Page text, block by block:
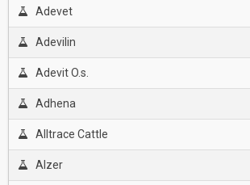
Adevet
Adevilin
Adevit O.s.
Adhena
Alltrace Cattle
Alzer